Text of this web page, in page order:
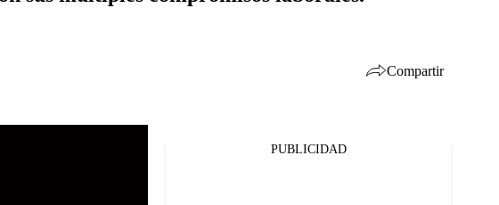
Compartir
PUBLICIDAD